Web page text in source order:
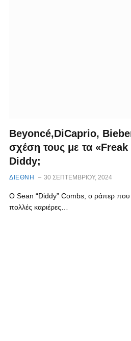
Beyoncé,DiCaprio,
σχέση τους με τα «Freak
Diddy;
ΔΙΕΘΝΗ 30 ΣΕΠΤΕΜΒΡΊΟΥ, 2024
Ο Sean “Diddy” Combs, o ράπερ που
πολλές καριέρες…